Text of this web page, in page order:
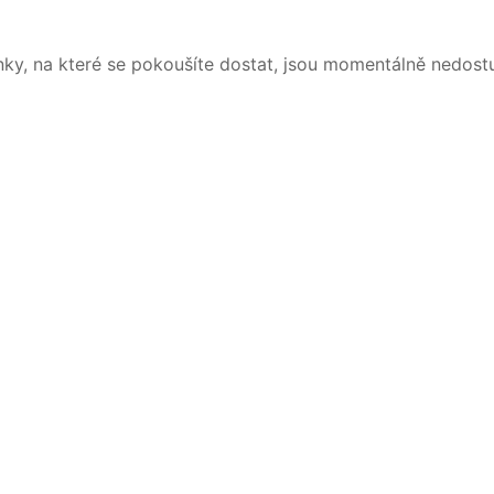
na které se pokoušíte dostat, jsou momentálně